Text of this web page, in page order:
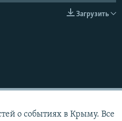
Загрузить
о событиях в Крыму. Все